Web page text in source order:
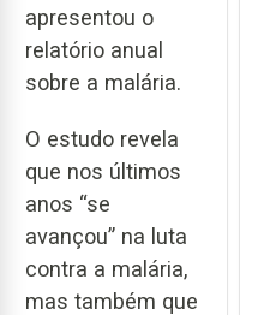
apresentou o
relatório anual
sobre a malária.
O estudo revela
que nos últimos
anos “se
avançou” na luta
contra a malária,
mas também que